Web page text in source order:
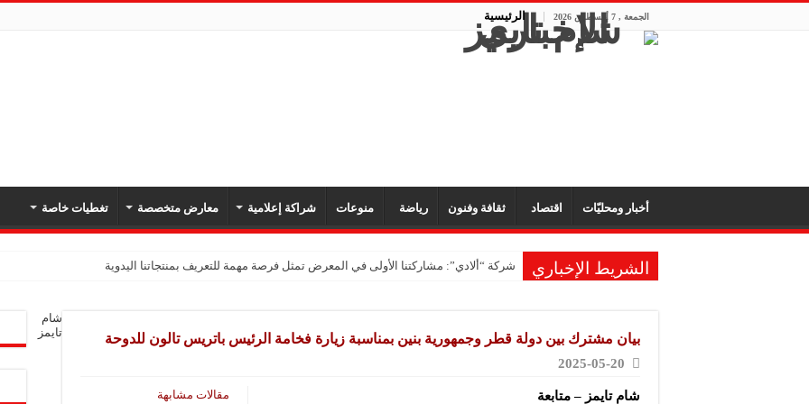
الجمعة , 7 أغسطس 2026 الرئيسية
أخبار ومحليّات اقتصاد ثقافة وفنون رياضة منوعات شراكة إعلامية معارض متخصصة تغطيات خاصة
الشريط الإخباري شركة “ألادي”: مشاركتنا الأولى في المعرض تمثل فرصة مهمة للتعريف بمنتجاتنا اليدوية
مشروع “رونق مهنا”: المعارض فرصة لتعريف المستهلك بالمنتجات المحلية ودعم المشاريع الصغيرة
بيان مشترك بين دولة قطر وجمهورية بنين بمناسبة زيارة فخامة الرئيس باتريس تالون للدوحة
2025-05-20
مقالات مشابهة شام تايمز – متابعة
شام
تايمز